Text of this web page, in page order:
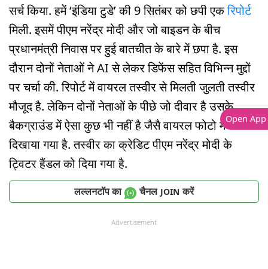
सर्च किया. हमें ‘इंडिया टुडे’ की 9 सितंबर को छपी एकरिपोर्ट
मिली. इसमें पीएम नरेंद्र मोदी और जो बाइडन के बीच
प्रधानमंत्री निवास पर हुई बातचीत के बारे में छपा है. इस
दौरान दोनों नेताओं ने AI से लेकर डिफेंस सहित विभिन्न मुद्दों
पर चर्चा की. रिपोर्ट में वायरल तस्वीर से मिलती जुलती तस्वीर
मौजूद है. लेकिन दोनों नेताओं के पीछे जो दीवार है उसके
बैकग्राउंड में ऐसा कुछ भी नहीं है जैसै वायरल फोटो में
दिखाया गया है. तस्वीर का क्रेडिट पीएम नरेंद्र मोदी के
ट्विटर हैंडल को दिया गया है.
लल्लनटॉप का चैनल JOIN करें
Advertisement
Open App